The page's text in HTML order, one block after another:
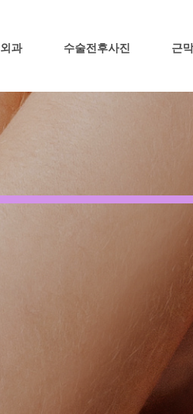
과 수술전후사진 근